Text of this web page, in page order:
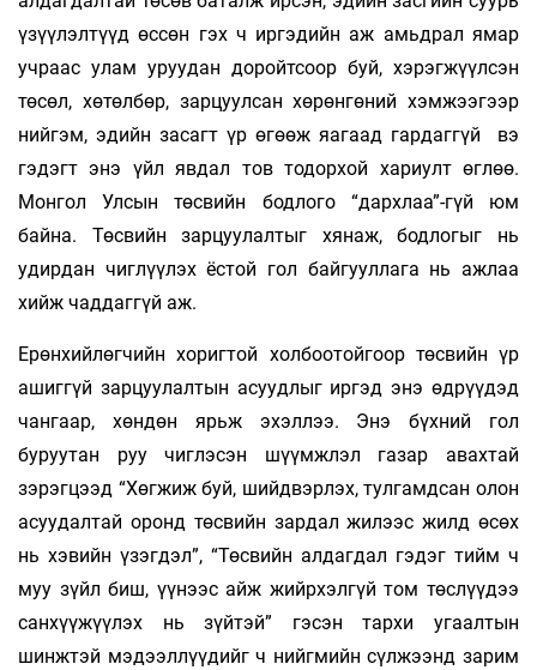
үзүүлэлтүүд өссөн гэх ч иргэдийн аж амьдрал ямар
учраас улам уруудан доройтсоор буй, хэрэгжүүлсэн
төсөл, хөтөлбөр, зарцуулсан хөрөнгөний хэмжээгээр
нийгэм, эдийн засагт үр өгөөж яагаад гардаггүй вэ
гэдэгт энэ үйл явдал тов тодорхой хариулт өглөө.
Монгол Улсын төсвийн бодлого “дархлаа”-гүй юм
байна. Төсвийн зарцуулалтыг хянаж, бодлогыг нь
удирдан чиглүүлэх ёстой гол байгууллага нь ажлаа
хийж чаддаггүй аж.
Ерөнхийлөгчийн хоригтой холбоотойгоор төсвийн үр
ашиггүй зарцуулалтын асуудлыг иргэд энэ өдрүүдэд
чангаар, хөндөн ярьж эхэллээ. Энэ бүхний гол
буруутан руу чиглэсэн шүүмжлэл газар авахтай
зэрэгцээд “Хөгжиж буй, шийдвэрлэх, тулгамдсан олон
асуудалтай оронд төсвийн зардал жилээс жилд өсөх
нь хэвийн үзэгдэл”, “Төсвийн алдагдал гэдэг тийм ч
муу зүйл биш, үүнээс айж жийрхэлгүй том төслүүдээ
санхүүжүүлэх нь зүйтэй” гэсэн тархи угаалтын
шинжтэй мэдээллүүдийг ч нийгмийн сүлжээнд зарим